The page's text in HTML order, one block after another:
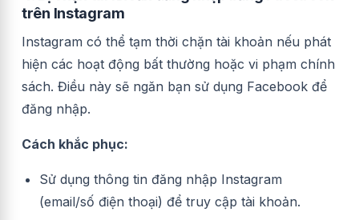
trên Instagram
Instagram có thể tạm thời chặn tài khoản nếu phát
hiện các hoạt động bất thường hoặc vi phạm chính
sách. Điều này sẽ ngăn bạn sử dụng Facebook để
đăng nhập.
Cách khắc phục:
Sử dụng thông tin đăng nhập Instagram
(email/số điện thoại) để truy cập tài khoản.